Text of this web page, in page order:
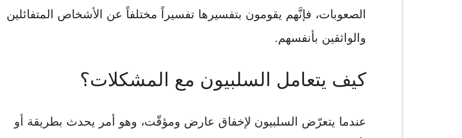
الصعوبات، فإنَّهم يقومون بتفسيرها تفسيراً مختلفاً عن الأشخاص المتفائلين
والواثقين بأنفسهم.
كيف يتعامل السلبيون مع المشكلات؟
عندما يتعرّض السلبيون لإخفاق عارض ومؤقّت، وهو أمر يحدث بطريقة أو